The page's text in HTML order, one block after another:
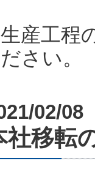
生産工程
ださい。
02/08
社移転